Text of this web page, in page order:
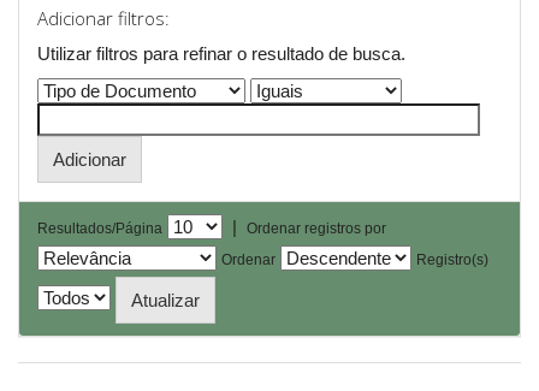
Adicionar filtros:
Utilizar filtros para refinar o resultado de busca.
Resultados/Página |
Ordenar registros por
Ordenar
Registro(s)